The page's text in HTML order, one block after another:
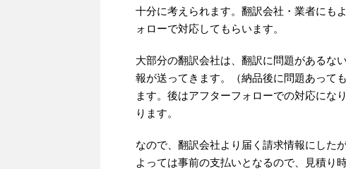
十分に考えられます。翻訳会社・業者にも
ォローで対応してもらいます。
大部分の翻訳会社は、翻訳に問題があるな
報が送ってきます。（納品後に問題あって
ます。後はアフターフォローでの対応にな
ります。
なので、翻訳会社より届く請求情報にした
よっては事前の支払いとなるので、見積り